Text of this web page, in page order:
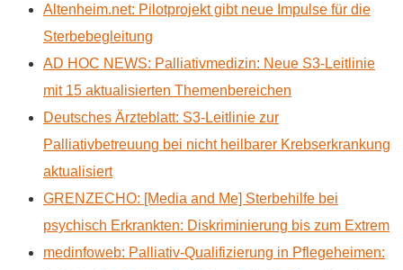
Altenheim.net: Pilotprojekt gibt neue Impulse für die
Sterbebegleitung
AD HOC NEWS: Palliativmedizin: Neue S3-Leitlinie
mit 15 aktualisierten Themenbereichen
Deutsches Ärzteblatt: S3-Leitlinie zur
Palliativbetreuung bei nicht heilbarer Krebserkrankung
aktualisiert
GRENZECHO: [Media and Me] Sterbehilfe bei
psychisch Erkrankten: Diskriminierung bis zum Extrem
medinfoweb: Palliativ-Qualifizierung in Pflegeheimen: